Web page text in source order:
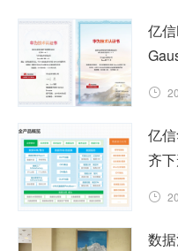
亿
亿
齐
数